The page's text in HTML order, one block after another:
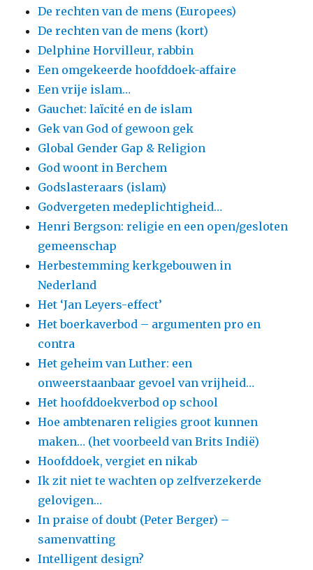
De rechten van de mens (Europees)
De rechten van de mens (kort)
Delphine Horvilleur, rabbin
Een omgekeerde hoofddoek-affaire
Een vrije islam…
Gauchet: laïcité en de islam
Gek van God of gewoon gek
Global Gender Gap & Religion
God woont in Berchem
Godslasteraars (islam)
Godvergeten medeplichtigheid…
Henri Bergson: religie en een open/gesloten
gemeenschap
Herbestemming kerkgebouwen in
Nederland
Het ‘Jan Leyers-effect’
Het boerkaverbod – argumenten pro en
contra
Het geheim van Luther: een
onweerstaanbaar gevoel van vrijheid…
Het hoofddoekverbod op school
Hoe ambtenaren religies groot kunnen
maken… (het voorbeeld van Brits Indië)
Hoofddoek, vergiet en nikab
Ik zit niet te wachten op zelfverzekerde
gelovigen…
In praise of doubt (Peter Berger) –
samenvatting
Intelligent design?